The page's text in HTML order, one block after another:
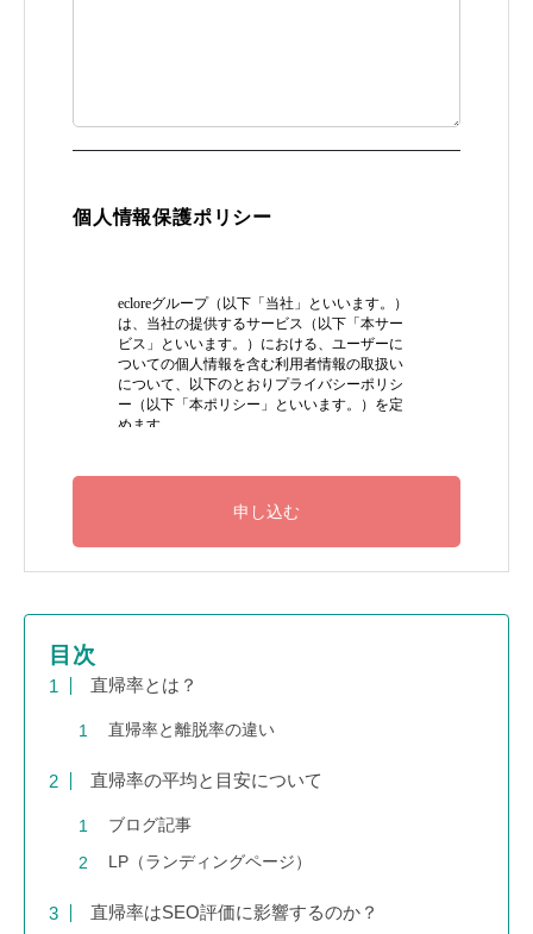
個人情報保護ポリシー
目次
直帰率とは？
直帰率と離脱率の違い
直帰率の平均と目安について
ブログ記事
LP（ランディングページ）
直帰率はSEO評価に影響するのか？